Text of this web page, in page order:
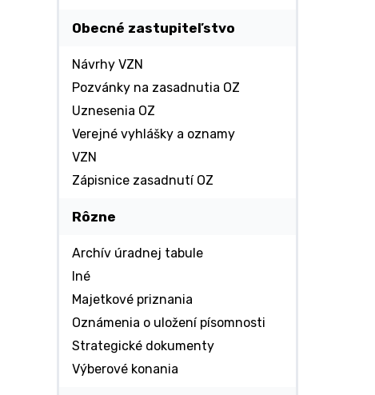
Obecné zastupiteľstvo
Návrhy VZN
Pozvánky na zasadnutia OZ
Uznesenia OZ
Verejné vyhlášky a oznamy
VZN
Zápisnice zasadnutí OZ
Rôzne
Archív úradnej tabule
Iné
Majetkové priznania
Oznámenia o uložení písomnosti
Strategické dokumenty
Výberové konania